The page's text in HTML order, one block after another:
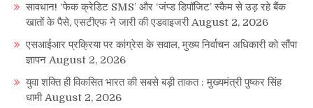
सावधान! ‘फेक क्रेडिट SMS’ और ‘जंप्ड डिपॉजिट’ स्कैम से उड़ रहे बैंक
खातों के पैसे, एसटीएफ ने जारी की एडवाइजरी August 2, 2026
एसआईआर प्रक्रिया पर कांग्रेस के सवाल, मुख्य निर्वाचन अधिकारी को सौंपा
ज्ञापन August 2, 2026
युवा शक्ति ही विकसित भारत की सबसे बड़ी ताकत : मुख्यमंत्री पुष्कर सिंह
धामी August 2, 2026